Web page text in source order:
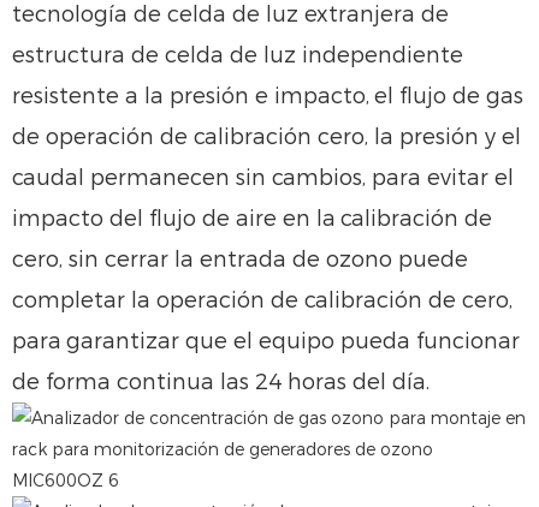
tecnología de celda de luz extranjera de
estructura de celda de luz independiente
resistente a la presión e impacto, el flujo de gas
de operación de calibración cero, la presión y el
caudal permanecen sin cambios, para evitar el
impacto del flujo de aire en la calibración de
cero, sin cerrar la entrada de ozono puede
completar la operación de calibración de cero,
para garantizar que el equipo pueda funcionar
de forma continua las 24 horas del día.